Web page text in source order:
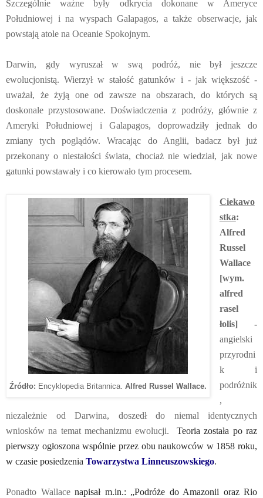
Szczególnie ważne były odkrycia dokonane w Ameryce
Południowej i na wyspach Galapagos, a także obserwacje, jak
powstają atole na Oceanie Spokojnym.
Darwin, gdy wyruszał w swą podróż, nie był jeszcze
ewolucjonistą. Wierzył w stałość gatunków i - jak większość -
uważał, że żyją one od zawsze na obszarach, do których są
doskonale przystosowane. Doświadczenia z podróży, głównie z
Ameryki Południowej i Galapagos, doprowadziły jednak do
zmiany tych poglądów. Wracając do Anglii, badacz był już
przekonany o niestałości świata, chociaż nie wiedział, jak nowe
gatunki powstawały i co kierowało tym procesem.
Źródło: Encyklopedia Britannica. Alfred Russel Wallace.
Ciekawo
stka:
Alfred
Russel
Wallace
[wym.
alfred
rasel
łolis] -
angielski
przyrodni
k i
podróżnik
,
niezależnie od Darwina, doszedł do niemal identycznych
wniosków na temat mechanizmu ewolucji.
Teoria została po raz
pierwszy ogłoszona wspólnie przez obu naukowców w 1858 roku,
w czasie posiedzenia Towarzystwa Linneuszowskiego.
Ponadto Wallace napisał m.in.: „Podróże do Amazonii oraz Rio